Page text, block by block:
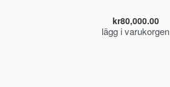
kr80,000.00
lägg i varukorgen